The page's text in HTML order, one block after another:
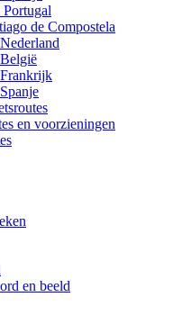
de Compostela
en voorzieningen
en beeld